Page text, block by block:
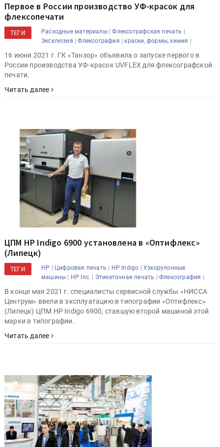
Первое в России производство УФ-красок для
флексопечати
ТЕГИ Расходные материалы|Флексографская печать |
Эксклюзив|Флексография | краски, формы, химия |
16 июня 2021 г. ГК «Танзор» объявила о запуске первого в
России производства УФ-красок UVFLEX для флексографской
печати.
Читать далее
ЦПМ HP Indigo 6900 установлена в «Оптифлекс»
(Липецк)
ТЕГИ HP | Цифровая печать | HP Indigo |Узкорулонные
машины | HP Inc. | Этикеточная печать |Флексография |
В конце мая 2021 г. специалисты сервисной службы «НИССА
Центрум» ввели в эксплуатацию в типографии «Оптифлекс»
(Липецк) ЦПМ HP Indigo 6900, ставшую второй машиной этой
марки в типографии.
Читать далее